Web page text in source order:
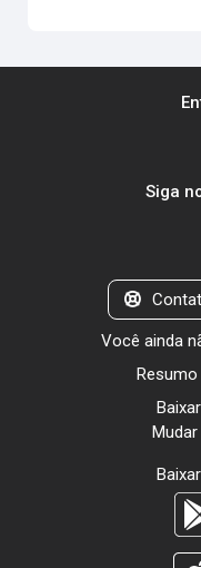
Siga
Você ainda